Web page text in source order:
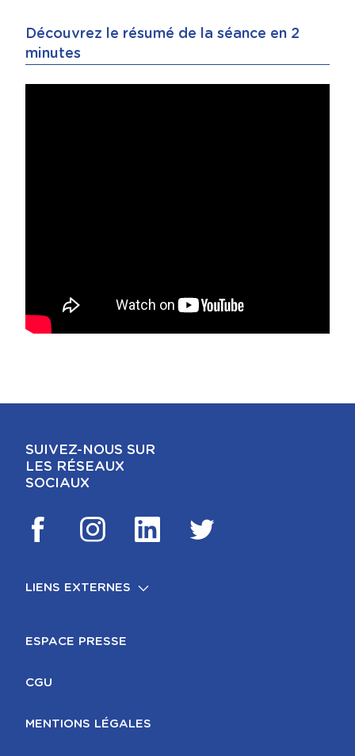
Découvrez le résumé de la séance en 2
minutes
SUIVEZ-NOUS SUR
LES RÉSEAUX
SOCIAUX
LIENS EXTERNES
ESPACE PRESSE
CGU
MENTIONS LÉGALES